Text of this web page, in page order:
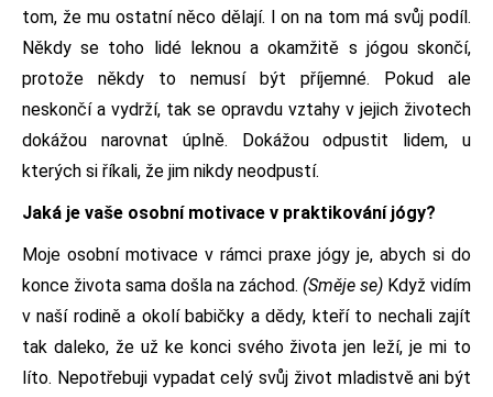
tom, že mu ostatní něco dělají. I on na tom má svůj podíl.
Někdy se toho lidé leknou a okamžitě s jógou skončí,
protože někdy to nemusí být příjemné. Pokud ale
neskončí a vydrží, tak se opravdu vztahy v jejich životech
dokážou narovnat úplně. Dokážou odpustit lidem, u
kterých si říkali, že jim nikdy neodpustí.
Jaká je vaše osobní motivace v praktikování jógy?
Moje osobní motivace v rámci praxe jógy je, abych si do
konce života sama došla na záchod. (Směje se) Když vidím
v naší rodině a okolí babičky a dědy, kteří to nechali zajít
tak daleko, že už ke konci svého života jen leží, je mi to
líto. Nepotřebuji vypadat celý svůj život mladistvě ani být